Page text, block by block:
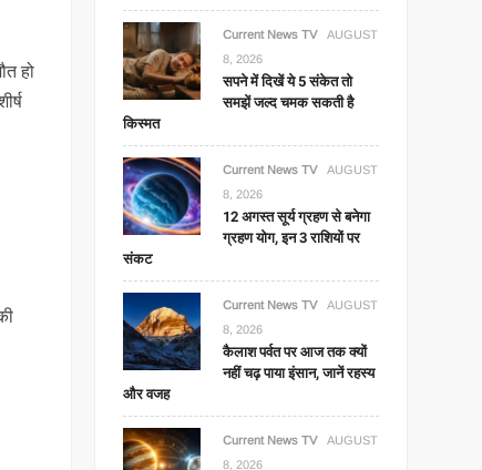
हो
Current News TV
AUGUST
8, 2026
सपने में दिखें ये 5 संकेत तो
समझें जल्द चमक सकती है
किस्मत
Current News TV
AUGUST
8, 2026
12 अगस्त सूर्य ग्रहण से बनेगा
ग्रहण योग, इन 3 राशियों पर
संकट
Current News TV
AUGUST
8, 2026
कैलाश पर्वत पर आज तक क्यों
नहीं चढ़ पाया इंसान, जानें रहस्य
और वजह
Current News TV
AUGUST
8, 2026